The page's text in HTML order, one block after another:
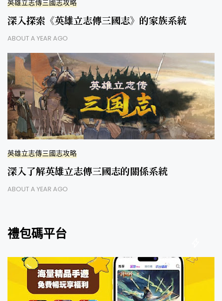
英雄立志傳三國志攻略
深入探索《英雄立志傳三國志》的家族系統
ABOUT A YEAR AGO
英雄立志傳三國志攻略
深入了解英雄立志傳三國志的關係系統
ABOUT A YEAR AGO
禮包碼平台